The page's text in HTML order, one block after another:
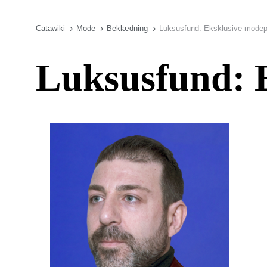
Catawiki Mode Beklædning Luksusfund: Eksklusive
Luksusfund: